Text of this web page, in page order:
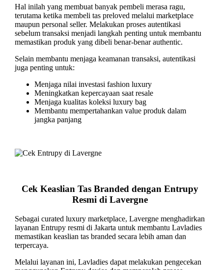
Hal inilah yang membuat banyak pembeli merasa ragu,
terutama ketika membeli tas preloved melalui marketplace
maupun personal seller. Melakukan proses autentikasi
sebelum transaksi menjadi langkah penting untuk membantu
memastikan produk yang dibeli benar-benar authentic.
Selain membantu menjaga keamanan transaksi, autentikasi
juga penting untuk:
Menjaga nilai investasi fashion luxury
Meningkatkan kepercayaan saat resale
Menjaga kualitas koleksi luxury bag
Membantu mempertahankan value produk dalam
jangka panjang
Cek Keaslian Tas Branded dengan Entrupy
Resmi di Lavergne
Sebagai curated luxury marketplace, Lavergne menghadirkan
layanan Entrupy resmi di Jakarta untuk membantu Lavladies
memastikan keaslian tas branded secara lebih aman dan
terpercaya.
Melalui layanan ini, Lavladies dapat melakukan pengecekan